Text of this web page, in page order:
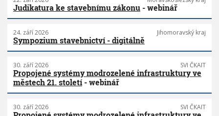
Judikatura ke stavebnímu zákonu - webinář
24. září 2026 Jihomoravský kraj
Sympozium stavebnictví - digitálně
30. září 2026 SVI ČKAIT
Propojené systémy modrozelené infrastruktury ve
městech 21. století- webinář
30. září 2026 SVI ČKAIT